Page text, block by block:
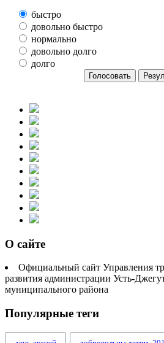
быстро
довольно быстро
нормально
довольно долго
долго
О сайте
Официальный сайт Управления
развития администрации Усть-
муниципального района
Популярные теги